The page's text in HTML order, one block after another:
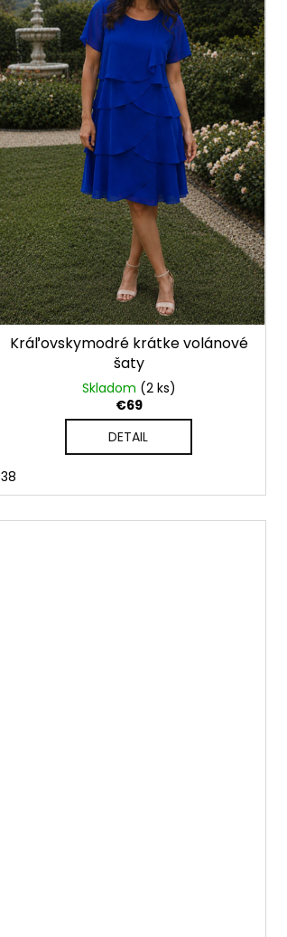
Kráľovskymodré krátke volánové
šaty
Skladom (2 ks)
€69
DETAIL
38